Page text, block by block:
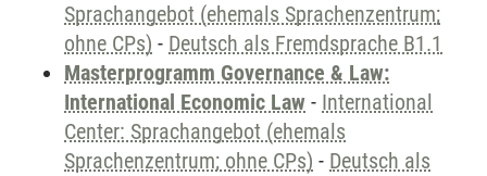
Sprachangebot (ehemals Sprachenzentrum;
ohne CPs) - Deutsch als Fremdsprache B1.1
Masterprogramm Governance & Law:
International Economic Law - International
Center: Sprachangebot (ehemals
Sprachenzentrum; ohne CPs) - Deutsch als